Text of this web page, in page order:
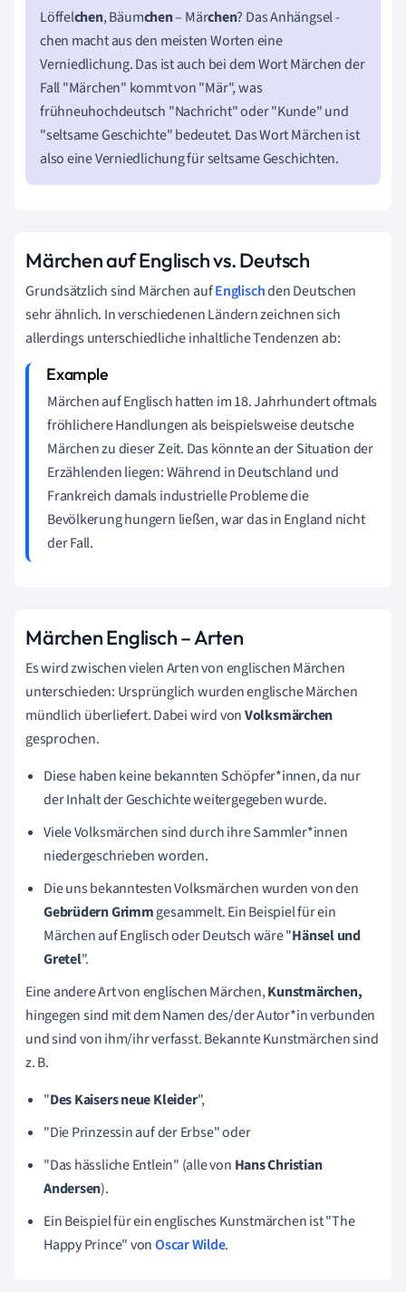
Löffelchen, Bäumchen– Märchen? Das Anhängsel -
chen macht aus den meisten Worten eine
Verniedlichung. Das ist auch bei dem Wort Märchen der
Fall "Märchen" kommt von "Mär", was
frühneuhochdeutsch "Nachricht" oder "Kunde" und
"seltsame Geschichte" bedeutet. Das Wort Märchen ist
also eine Verniedlichung für seltsame Geschichten.
Märchen auf Englisch vs. Deutsch
Grundsätzlich sind Märchen aufEnglischden Deutschen
sehr ähnlich. In verschiedenen Ländern zeichnen sich
allerdings unterschiedliche inhaltliche Tendenzen ab:
Märchen auf Englisch hatten im 18. Jahrhundert oftmals
fröhlichere Handlungen als beispielsweise deutsche
Märchen zu dieser Zeit. Das könnte an der Situation der
Erzählenden liegen: Während in Deutschland und
Frankreich damals industrielle Probleme die
Bevölkerung hungern ließen, war das in England nicht
der Fall.
Märchen Englisch – Arten
Es wird zwischen vielen Arten von englischen Märchen
unterschieden: Ursprünglich wurden englische Märchen
mündlich überliefert. Dabei wird vonVolksmärchen
gesprochen.
Diese haben keine bekannten Schöpfer*innen, da nur
der Inhalt der Geschichte weitergegeben wurde.
Viele Volksmärchen sind durch ihre Sammler*innen
niedergeschrieben worden.
Die uns bekanntesten Volksmärchen wurden von den
Gebrüdern Grimmgesammelt. Ein Beispiel für ein
Märchen auf Englisch oder Deutsch wäre "Hänsel und
Gretel".
Eine andere Art von englischen Märchen,Kunstmärchen,
hingegen sind mit dem Namen des/der Autor*in verbunden
und sind von ihm/ihr verfasst. Bekannte Kunstmärchen sind
z. B.
"Des Kaisers neue Kleider",
"Die Prinzessin auf der Erbse" oder
"Das hässliche Entlein" (alle von Hans Christian
Andersen).
Ein Beispiel für ein englisches Kunstmärchen ist "The
Happy Prince" vonOscar Wilde.